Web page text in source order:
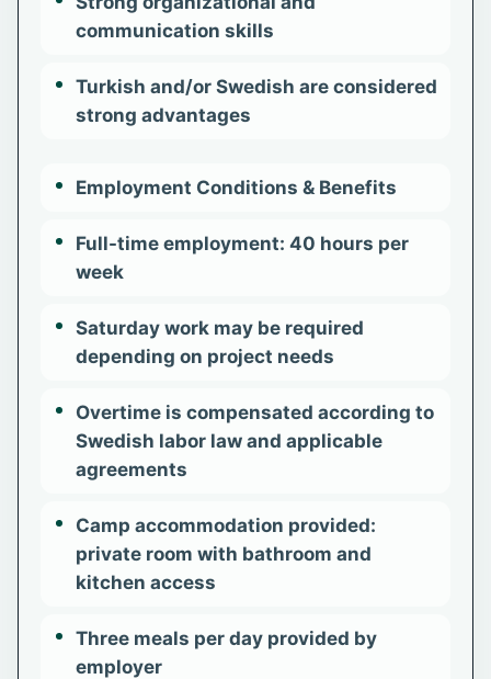
communication skills
Turkish and/or Swedish are considered
strong advantages
Employment Conditions & Benefits
Full-time employment: 40 hours per
week
Saturday work may be required
depending on project needs
Overtime is compensated according to
Swedish labor law and applicable
agreements
Camp accommodation provided:
private room with bathroom and
kitchen access
Three meals per day provided by
employer